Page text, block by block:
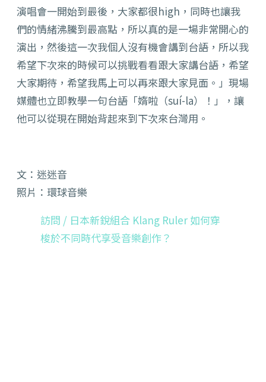
演唱會一開始到最後，大家都很high，同時也讓我
們的情緒沸騰到最高點，所以真的是一場非常開心的
演出，然後這一次我個人沒有機會講到台語，所以我
希望下次來的時候可以挑戰看看跟大家講台語，希望
大家期待，希望我馬上可以再來跟大家見面。」現場
媒體也立即教學一句台語 「媠啦（suí-la）！」
，讓
他可以從現在開始背起來到下次來台灣用。
文：迷迷音
照片：環球音樂
訪問 / 日本新銳組合 Klang Ruler 如何穿
梭於不同時代享受音樂創作？